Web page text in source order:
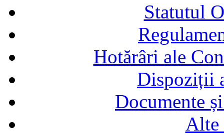
Statutul
Hotărâri ale
Dispoziții
Documente
Alte